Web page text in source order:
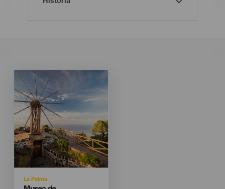
Imagen
Listado
Imagen
Isla
La Palma